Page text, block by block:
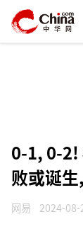
0-1, 0-2!
败或诞
网易 2024-